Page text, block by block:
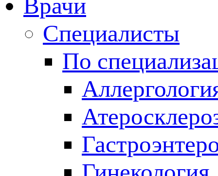
Врачи
Специалисты
По